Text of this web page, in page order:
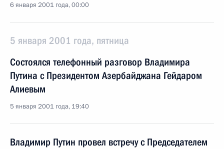
6 января 2001 года, 00:00
5 января 2001 года, пятница
Состоялся телефонный разговор Владимира
Путина с Президентом Азербайджана Гейдаром
Алиевым
5 января 2001 года, 19:40
Владимир Путин провел встречу с Председателем